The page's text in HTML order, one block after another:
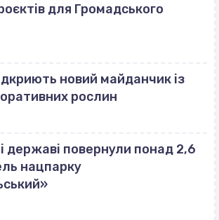
для Громадського
новий майданчик із
рослин
державі повернули понад 2,6
нацпарку